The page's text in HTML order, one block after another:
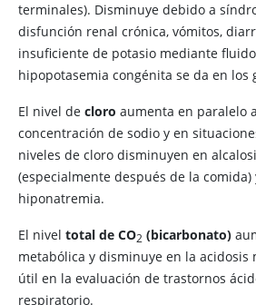
terminales). Disminuye debido a
disfunción renal crónica, vómitos,
insuficiente de potasio mediante
hipopotasemia congénita se da en los
El nivel de cloro aumenta en paralelo
concentración de sodio y en
niveles de cloro disminuyen en
(especialmente después de la comida)
hiponatremia.
El nivel total de CO2 (bicarbonato)
metabólica y disminuye en la acidosis
útil en la evaluación de trastornos
respiratorio.